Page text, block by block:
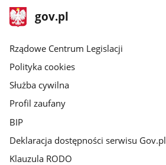
stopka
gov.plStrona
gov.pl
Rządowe Centrum Legislacji
Polityka cookies
Służba cywilna
Profil zaufany
BIP
Deklaracja dostępności serwisu Gov.pl
Klauzula RODO